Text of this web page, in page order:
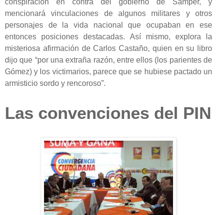
conspiración en contra del gobierno de Samper, y
mencionará vinculaciones de algunos militares y otros
personajes de la vida nacional que ocupaban en ese
entonces posiciones destacadas. Así mismo, explora la
misteriosa afirmación de Carlos Castaño, quien en su libro
dijo que “por una extraña razón, entre ellos (los parientes de
Gómez) y los victimarios, parece que se hubiese pactado un
armisticio sordo y rencoroso”.
Las convenciones del PIN